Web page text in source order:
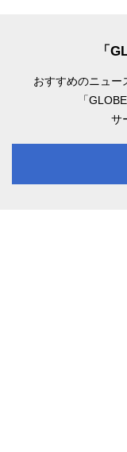
「
おすすめのニュー
「
サ